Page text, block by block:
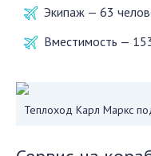
Экипаж — 63
Вместимость —
Теплоход Карл Маркс